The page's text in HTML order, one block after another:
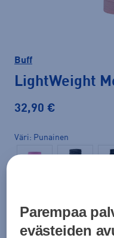
Buff
LightWeight
32,90 €
Väri Punainen
Parempaa
evästeiden